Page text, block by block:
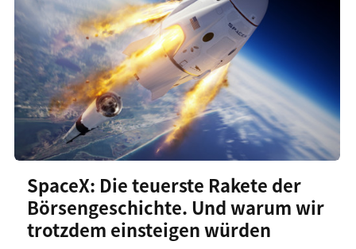
SpaceX: Die teuerste Rakete der
Börsengeschichte. Und warum wir
trotzdem einsteigen würden